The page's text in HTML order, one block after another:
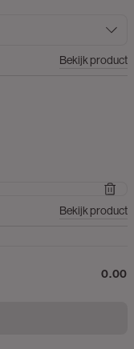
Bekijk product
Bekijk product
0.00